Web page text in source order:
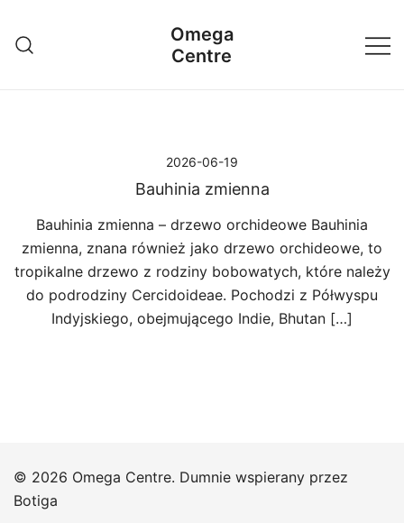
treści
Omega
Centre
2026-06-19
Bauhinia zmienna
Bauhinia zmienna – drzewo orchideowe Bauhinia
zmienna, znana również jako drzewo orchideowe, to
tropikalne drzewo z rodziny bobowatych, które należy
do podrodziny Cercidoideae. Pochodzi z Półwyspu
Indyjskiego, obejmującego Indie, Bhutan […]
© 2026 Omega Centre. Dumnie wspierany przez
Botiga